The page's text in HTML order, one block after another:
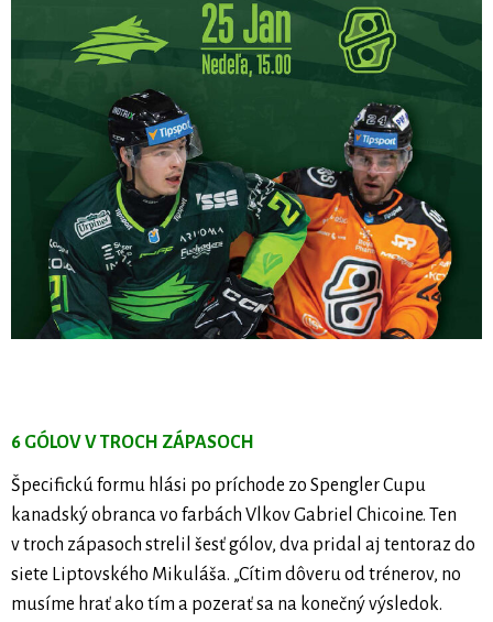
6 GÓLOV V TROCH ZÁPASOCH
Špecifickú formu hlási po príchode zo Spengler Cupu
kanadský obranca vo farbách Vlkov Gabriel Chicoine. Ten
v troch zápasoch strelil šesť gólov, dva pridal aj tentoraz do
siete Liptovského Mikuláša. „Cítim dôveru od trénerov, no
musíme hrať ako tím a pozerať sa na konečný výsledok.